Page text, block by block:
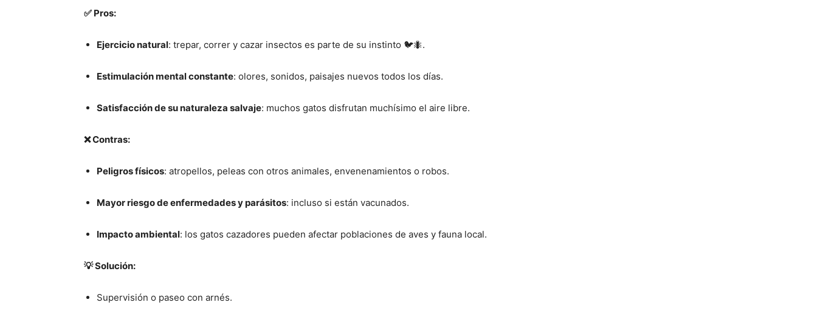
✅ Pros:
Ejercicio natural: trepar, correr y cazar insectos es parte de su instinto 🐦🐜.
Estimulación mental constante: olores, sonidos, paisajes nuevos todos los días.
Satisfacción de su naturaleza salvaje: muchos gatos disfrutan muchísimo el aire libre.
❌ Contras:
Peligros físicos: atropellos, peleas con otros animales, envenenamientos o robos.
Mayor riesgo de enfermedades y parásitos: incluso si están vacunados.
Impacto ambiental: los gatos cazadores pueden afectar poblaciones de aves y fauna local.
💡 Solución:
Supervisión o paseo con arnés.